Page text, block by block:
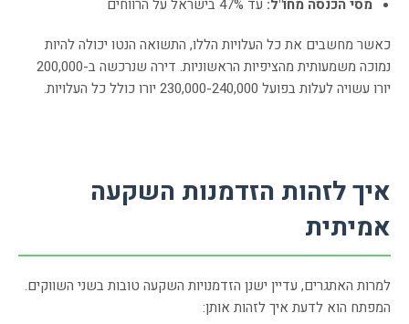
מסי הכנסה מחו"ל: עד 47% בישראל על הרווחים
כאשר מחשבים את כל העלויות הללו, התשואה הנטו יכולה להיות
נמוכה משמעותית מהציפיות הראשוניות. דירה שנרכשה ב-200,000
יורו עשויה לעלות בפועל 230,000-240,000 יורו כולל כל העלויות.
איך לזהות הזדמנות השקעה
אמיתית
למרות האתגרים, עדיין ישנן הזדמנויות השקעה טובות בשני השווקים.
המפתח הוא לדעת איך לזהות אותן: